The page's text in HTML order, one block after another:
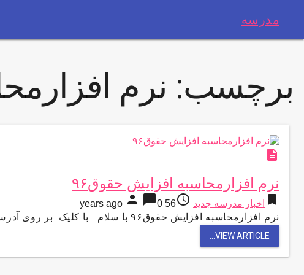
مدرسه
برچسب: نرم
description
نرم افزارمحاسبه افزایش حقوق۹۶
bookmark اخبار مدرسه جدید access_time
56 years ago
person chat_bubble0
نرم افزارمحاسبه افزایش حقوق۹۶ با سلام با کلیک بر روی آدرس زیر میزان تقریبی ده درصد افزایش حقوق ۱۳۹۶ ، …
VIEW ARTICLE...